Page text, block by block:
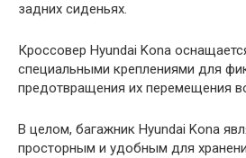
задних сиденьях.
Кроссовер Hyundai Kona
специальными креплениями для
предотвращения их перемещения
В целом, багажник Hyundai Kona
просторным и удобным для